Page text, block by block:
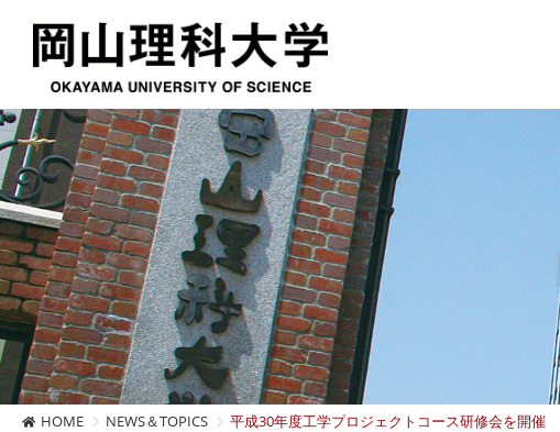
HOME NEWS＆TOPICS 平成30年度工学プロジェクトコース研修会を開催